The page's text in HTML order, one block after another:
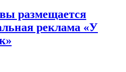
размещается
реклама «У